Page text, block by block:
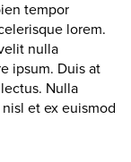
tempor
lorem.
nulla
ipsum. Duis at
Nulla
et ex euismod